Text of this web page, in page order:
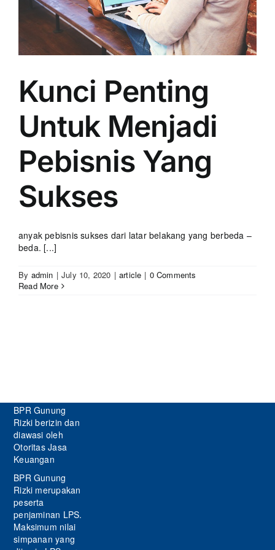
Kunci Penting
Untuk Menjadi
Pebisnis Yang
Sukses
anyak pebisnis sukses dari latar belakang yang berbeda –
beda. [...]
By admin | July 10, 2020 | article | 0 Comments
Read More
BPR Gunung
Rizki berizin dan
diawasi oleh
Otoritas Jasa
Keuangan
BPR Gunung
Rizki merupakan
peserta
penjaminan LPS.
Maksimum nilai
simpanan yang